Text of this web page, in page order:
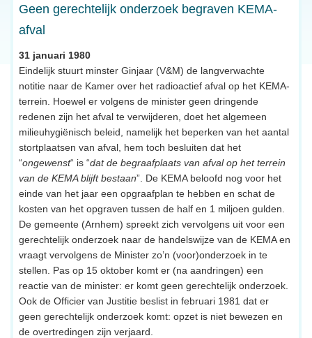
Geen gerechtelijk onderzoek begraven KEMA-
afval
31 januari 1980
Eindelijk stuurt minster Ginjaar (V&M) de langverwachte
notitie naar de Kamer over het radioactief afval op het KEMA-
terrein. Hoewel er volgens de minister geen dringende
redenen zijn het afval te verwijderen, doet het algemeen
milieuhygiënisch beleid, namelijk het beperken van het aantal
stortplaatsen van afval, hem toch besluiten dat het
“ongewenst“ is “dat de begraafplaats van afval op het terrein
van de KEMA blijft bestaan”. De KEMA beloofd nog voor het
einde van het jaar een opgraafplan te hebben en schat de
kosten van het opgraven tussen de half en 1 miljoen gulden.
De gemeente (Arnhem) spreekt zich vervolgens uit voor een
gerechtelijk onderzoek naar de handelswijze van de KEMA en
vraagt vervolgens de Minister zo’n (voor)onderzoek in te
stellen. Pas op 15 oktober komt er (na aandringen) een
reactie van de minister: er komt geen gerechtelijk onderzoek.
Ook de Officier van Justitie beslist in februari 1981 dat er
geen gerechtelijk onderzoek komt: opzet is niet bewezen en
de overtredingen zijn verjaard.